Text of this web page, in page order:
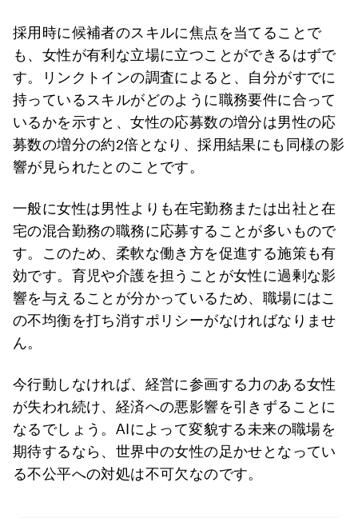
採用時に候補者のスキルに焦点を当てることで
も、女性が有利な立場に立つことができるはずで
す。リンクトインの調査によると、自分がすでに
持っているスキルがどのように職務要件に合って
いるかを示すと、女性の応募数の増分は男性の応
募数の増分の約2倍となり、採用結果にも同様の影
響が見られたとのことです。
一般に女性は男性よりも在宅勤務または出社と在
宅の混合勤務の職務に応募することが多いもので
す。このため、柔軟な働き方を促進する施策も有
効です。育児や介護を担うことが女性に過剰な影
響を与えることが分かっているため、職場にはこ
の不均衡を打ち消すポリシーがなければなりませ
ん。
今行動しなければ、経営に参画する力のある女性
が失われ続け、経済への悪影響を引きずることに
なるでしょう。AIによって変貌する未来の職場を
期待するなら、世界中の女性の足かせとなってい
る不公平への対処は不可欠なのです。